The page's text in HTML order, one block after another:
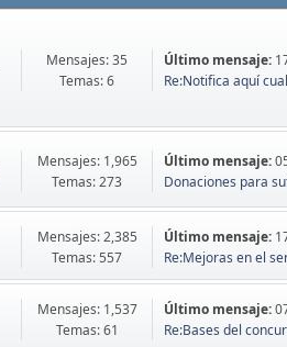
Mensajes: 35
Temas: 6
Último mensaje:
Re:Notifica aquí
Mensajes: 1,965
Temas: 273
Último mensaje:
Donaciones para
Mensajes: 2,385
Temas: 557
Último mensaje:
Re:Mejoras en el
Mensajes: 1,537
Temas: 61
Último mensaje:
Re:Bases del